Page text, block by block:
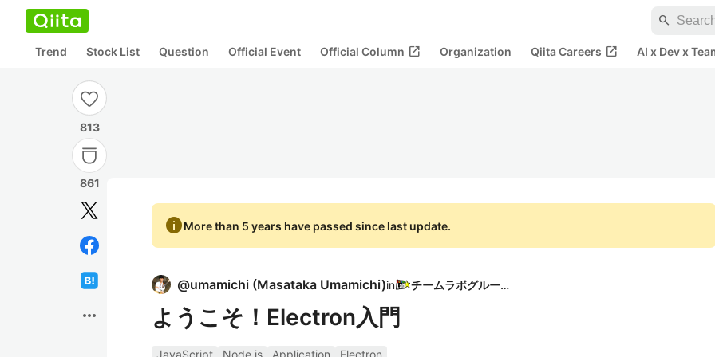
search
Trend Stock List Question Official Event Official Column open_in_new Organization Qiita Careers open_in_new AI x Dev x
813
861
more_horiz
infoMore than 5 years have passed since last update.
@umamichi (Masataka Umamichi)in チームラボグループ
ようこそ！Electron入門
JavaScript Node.js Application
Electron